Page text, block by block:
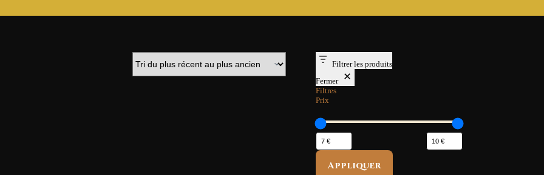
Filtrer les produits
Fermer
Filtres
Prix
Appliquer